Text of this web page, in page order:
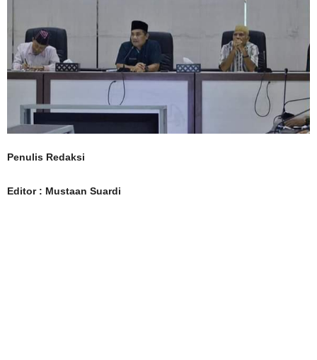
Penulis Redaksi
Editor : Mustaan Suardi